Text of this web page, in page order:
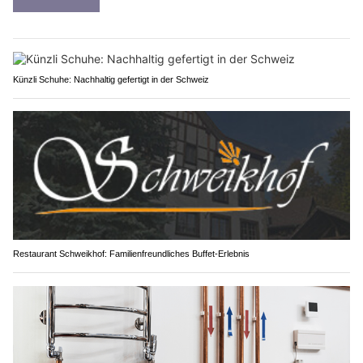
Künzli Schuhe: Nachhaltig gefertigt in der Schweiz
Restaurant Schweikhof: Familienfreundliches Buffet-Erlebnis